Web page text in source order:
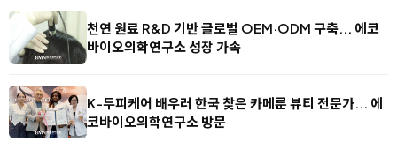
천연 원료 R&D 기반 글로벌 OEM·ODM 구축... 에코
바이오의학연구소 성장 가속
K-두피케어 배우러 한국 찾은 카메룬 뷰티 전문가... 에
코바이오의학연구소 방문